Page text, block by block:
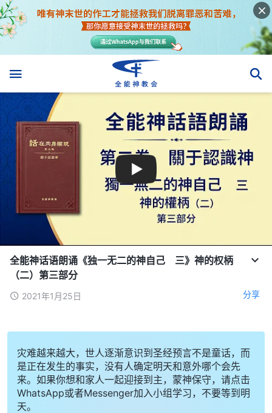
全能神话语朗诵《独一无二的神自己 三》神的权柄
（二）第三部分
2021年1月25日 分享
灾难越来越大，世人逐渐意识到圣经预言不是童话，而
是正在发生的事实，没有人确定明天和意外哪个会先
来。如果你想和家人一起迎接到主，蒙神保守，请点击
WhatsApp或者Messenger加入小组学习，不要等到明
天。